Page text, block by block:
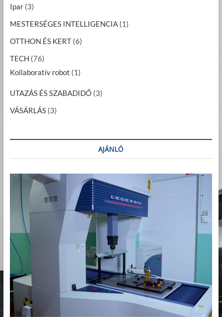
Ipar(3)
MESTERSÉGES INTELLIGENCIA(1)
OTTHON ÉS KERT(6)
TECH (76)
Kollaboratív robot (1)
UTAZÁS ÉS SZABADIDŐ (3)
VÁSÁRLÁS(3)
AJÁNLÓ